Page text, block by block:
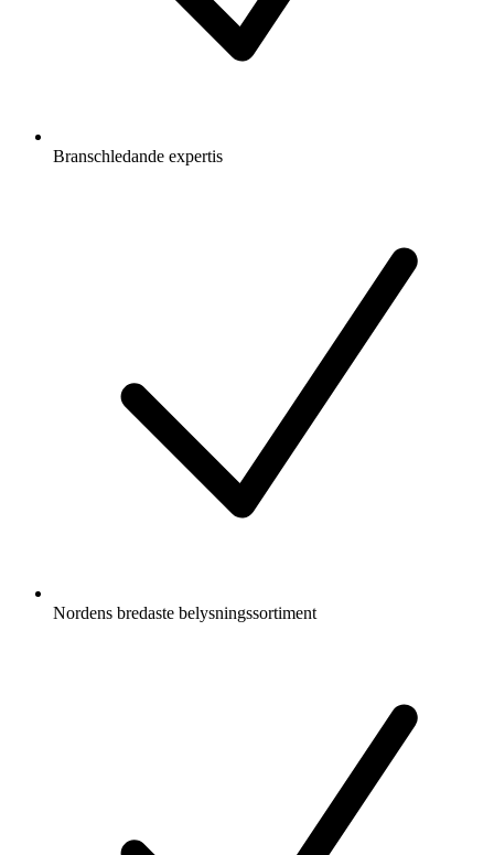
Branschledande expertis
Nordens bredaste belysningssortiment